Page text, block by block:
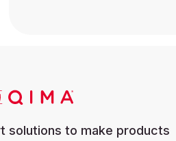
solutions to make products